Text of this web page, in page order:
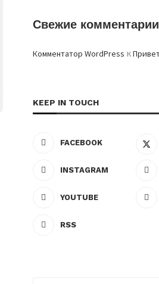
Свежие комментарии
Комментатор WordPress к
KEEP IN TOUCH
FACEBOOK
INSTAGRAM
YOUTUBE
RSS